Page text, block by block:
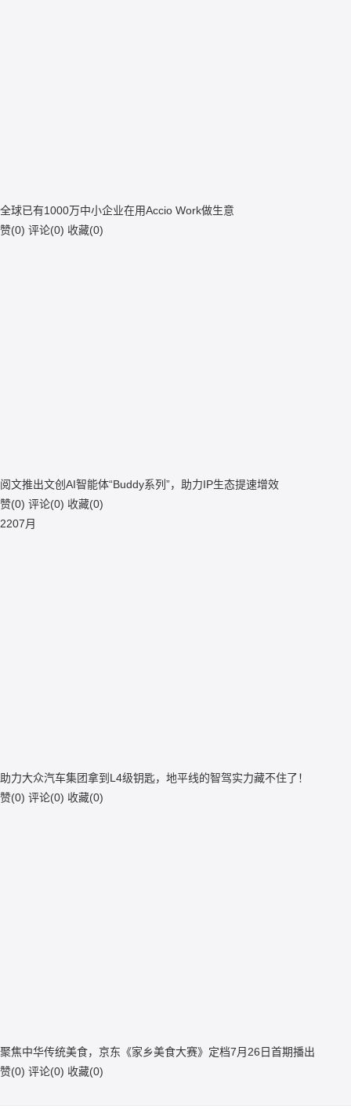
全球已有1000万中小企业在用Accio Work做生意
赞(0) 评论(0) 收藏(0)
阅文推出文创AI智能体“Buddy系列”，助力IP生态提速增效
赞(0) 评论(0) 收藏(0)
2207月
助力大众汽车集团拿到L4级钥匙，地平线的智驾实力藏不住了！
赞(0) 评论(0) 收藏(0)
聚焦中华传统美食，京东《家乡美食大赛》定档7月26日首期播出
赞(0) 评论(0) 收藏(0)